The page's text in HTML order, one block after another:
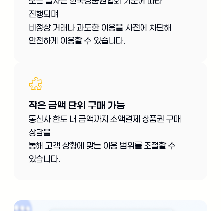
진행되며
비정상 거래나 과도한 이용을 사전에 차단해
안전하게 이용할 수 있습니다.
작은 금액 단위 구매 가능
통신사 한도 내 금액까지 소액결제 상품권 구매
상담을
통해 고객 상황에 맞는 이용 범위를 조절할 수
있습니다.